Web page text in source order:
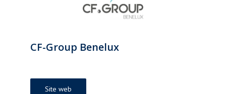
CF-Group Benelux
Site web